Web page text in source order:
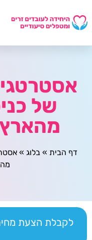
של
מהארץ
דף הבית »בלוג »
לקבלת הצעת